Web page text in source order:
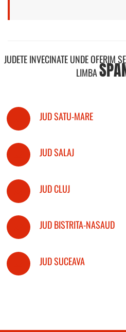
JUDETE INVECINATE UNDE OFERIM
LIMBA
JUD SATU-MARE
JUD SALAJ
JUD CLUJ
JUD BISTRITA-NASAUD
JUD SUCEAVA